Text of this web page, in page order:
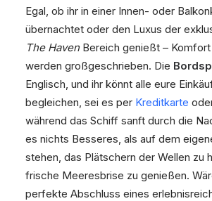
Egal, ob ihr in einer Innen- oder
übernachtet oder den Luxus der
The HavenBereich genießt – Komfort
werden großgeschrieben. Die
Englisch, und ihr könnt alle eure
begleichen, sei es per Kreditkarte
während das Schiff sanft durch die
es nichts Besseres, als auf dem
stehen, das Plätschern der Wellen zu
frische Meeresbrise zu genießen.
perfekte Abschluss eines